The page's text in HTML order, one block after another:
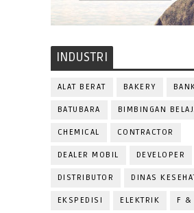
INDUSTRI
ALAT BERAT BAKERY
BATUBARA BIMBINGAN
CHEMICAL CONTRACTOR
DEALER MOBIL DEVELOPER
DISTRIBUTOR DINAS
EKSPEDISI ELEKTRIK F &